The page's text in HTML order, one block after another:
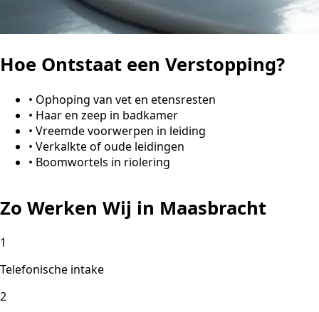
Hoe Ontstaat een Verstopping?
• Ophoping van vet en etensresten
• Haar en zeep in badkamer
• Vreemde voorwerpen in leiding
• Verkalkte of oude leidingen
• Boomwortels in riolering
Zo Werken Wij in Maasbracht
1
Telefonische intake
2